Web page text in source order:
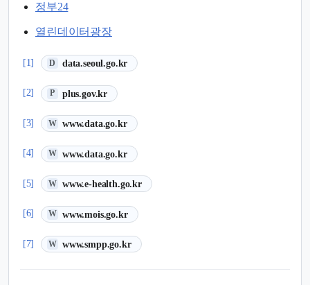
정부24
열린데이터광장
[1] D data.seoul.go.kr
(새 탭에서 열림)
[2] P plus.gov.kr
(새 탭에서 열림)
[3] W www.data.go.kr
(새 탭에서 열림)
[4] W www.data.go.kr
(새 탭에서 열림)
[5] W www.e-health.go.kr
(새 탭에서 열림)
[6] W www.mois.go.kr
(새 탭에서 열림)
[7] W www.smpp.go.kr
(새 탭에서 열림)